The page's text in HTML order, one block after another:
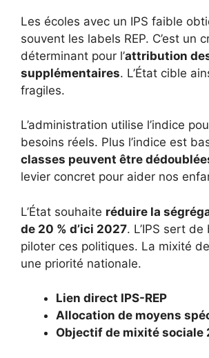
Les écoles avec un IPS faible
souvent les labels REP. C’est un
déterminant pour l’attribution
supplémentaires. L’État cible
fragiles.
L’administration utilise l’indice
besoins réels. Plus l’indice est
classes peuvent être
levier concret pour aider nos
L’État souhaite réduire la
de 20 % d’ici 2027. L’IPS sert
piloter ces politiques. La mixité
une priorité nationale.
Lien direct IPS-REP
Allocation de moyens
Objectif de mixité sociale